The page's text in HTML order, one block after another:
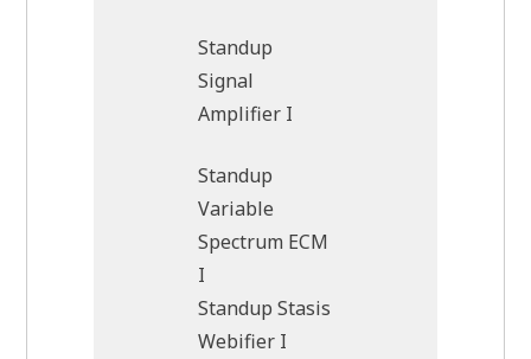
Standup
Signal
Amplifier I
Standup
Variable
Spectrum ECM
I
Standup Stasis
Webifier I